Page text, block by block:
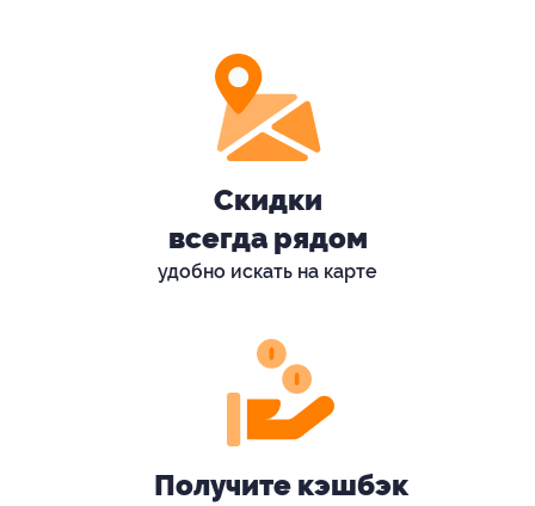
Скидки
всегда рядом
удобно искать на карте
Получите кэшбэк